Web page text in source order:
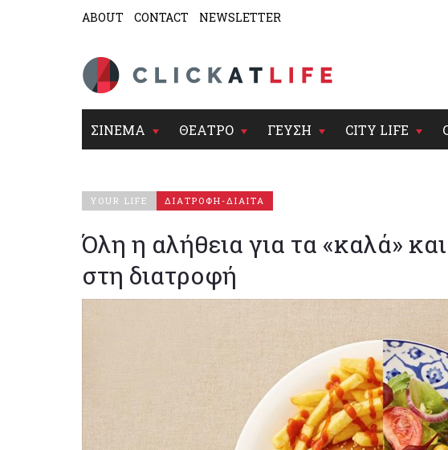
ABOUT CONTACT NEWSLETTER
ΣΙΝΕΜΑ ΘΕΑΤΡΟ ΓΕΥΣΗ CITY LIFE
YOUR LIFE ΔΙΑΤΡΟΦΗ-ΔΙΑΙΤΑ
Όλη η αλήθεια για τα «καλά»
στη διατροφή